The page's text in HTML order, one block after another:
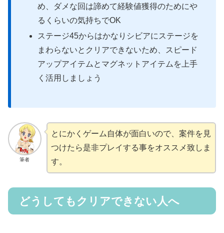
め、ダメな回は諦めて経験値獲得のためにや
るくらいの気持ちでOK
ステージ45からはかなりシビアにステージを
まわらないとクリアできないため、スピード
アップアイテムとマグネットアイテムを上手
く活用しましょう
筆者
とにかくゲーム自体が面白いので、案件を見
つけたら是非プレイする事をオススメ致しま
す。
どうしてもクリアできない人へ